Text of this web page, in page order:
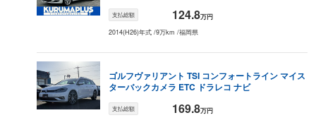
支払総額 124.8万円
2014(H26)年式 /9万km /福岡県
ゴルフヴァリアント TSI コンフォートライン マイス
ターバックカメラ ETC ドラレコ ナビ
支払総額 169.8万円